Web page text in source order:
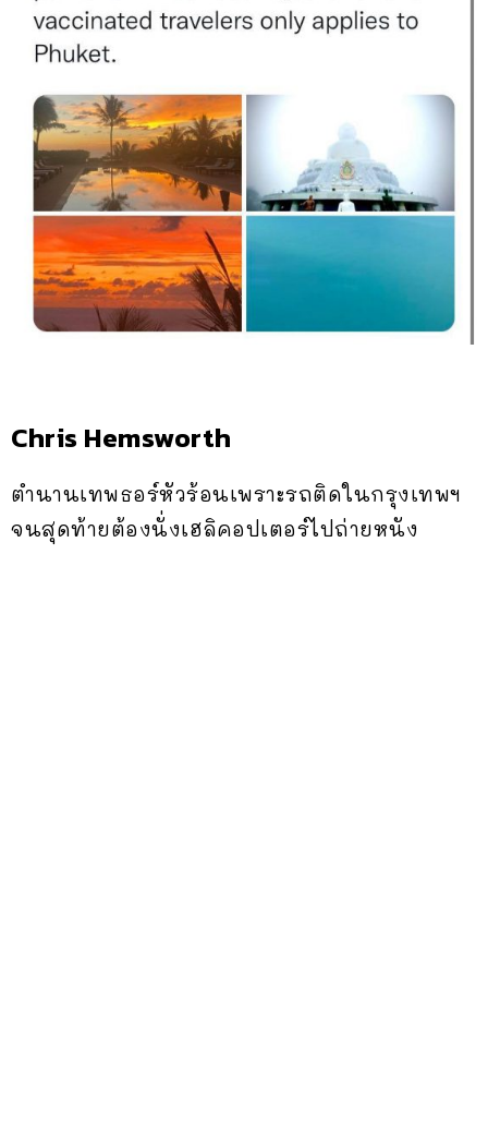
Chris Hemsworth
ตำนานเทพธอร์หัวร้อนเพราะรถติดในกรุงเทพฯ
จนสุดท้ายต้องนั่งเฮลิคอปเตอร์ไปถ่ายหนัง